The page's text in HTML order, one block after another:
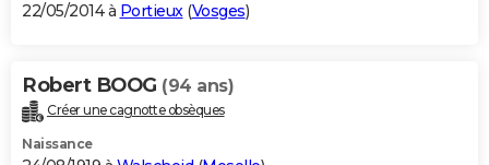
22/05/2014 à Portieux(Vosges)
Robert BOOG (94 ans)
Créer une cagnotte obsèques
Naissance